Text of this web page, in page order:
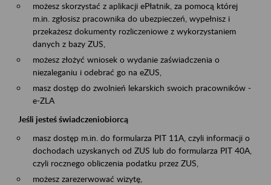
możesz skorzystać z aplikacji ePłatnik, za pomocą której
m.in. zgłosisz pracownika do ubezpieczeń, wypełnisz i
przekażesz dokumenty rozliczeniowe z wykorzystaniem
danych z bazy ZUS,
możesz złożyć wniosek o wydanie zaświadczenia o
niezaleganiu i odebrać go na eZUS,
masz dostęp do zwolnień lekarskich swoich pracowników -
e-ZLA
Jeśli jesteś świadczeniobiorcą
masz dostęp m.in. do formularza PIT 11A, czyli informacji o
dochodach uzyskanych od ZUS lub do formularza PIT 40A,
czyli rocznego obliczenia podatku przez ZUS,
możesz zarezerwować wizytę,